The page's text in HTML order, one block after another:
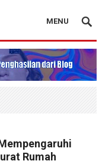
MENU
Rumah